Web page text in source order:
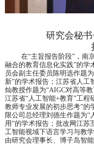
研究会秘
在“主旨报告阶段”，南
融合的教育信息化实践”的学
员会副主任委员陈明选作题
新”的学术报告；江苏省人
灿教授作题为“AIGC对高等
江苏省“人工智能+教育”工程
教师专业发展的初步思考”的
限公司总经理刘德生作题为
用”的学术报告；批改网江苏
工智能视域下语言学习与教
由研究会理事长、 博子岛智